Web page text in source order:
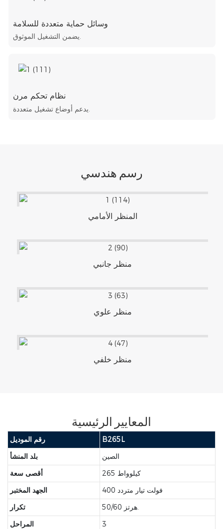
وسائل حماية متعددة للسلامة
يضمن التشغيل الموثوق.
نظام تحكم مرن
رسم هندسي
المنظر الأمامي
منظر جانبي
منظر علوي
منظر خلفي
المعايير الرئيسية
رقم الموديل
B265L
بلد المنشأ
الصين
أقصى سعة
265 كيلوواط
الجهد المختبر
400 فولت تيار متردد
تكرار
المراحل
3